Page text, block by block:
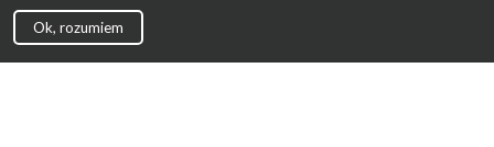
Ok, rozumiem